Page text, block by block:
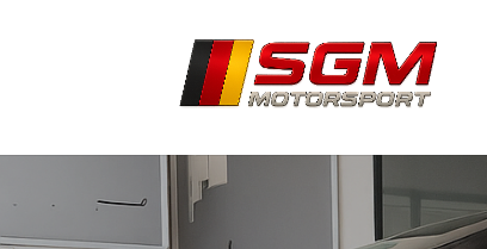
[/et_pb_slide]